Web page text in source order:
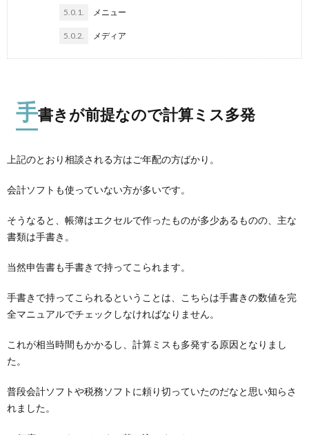
5.0.1. メニュー
5.0.2. メディア
手書きが前提なので計算ミス多発
上記のとおり相談される方はご年配の方ばかり。
会計ソフトも使っていない方が多いです。
そうなると、帳簿はエクセルで作ったものが多少あるものの、主な
書類は手書き。
当然申告書も手書きで持ってこられます。
手書きで持ってこられるということは、こちらは手書きの数値を完
全マニュアルでチェックしなければなりません。
これが相当時間もかかるし、計算ミスも多発する原因となりまし
た。
普段会計ソフトや税務ソフトに頼り切っていたのだなと思い知らさ
れました。